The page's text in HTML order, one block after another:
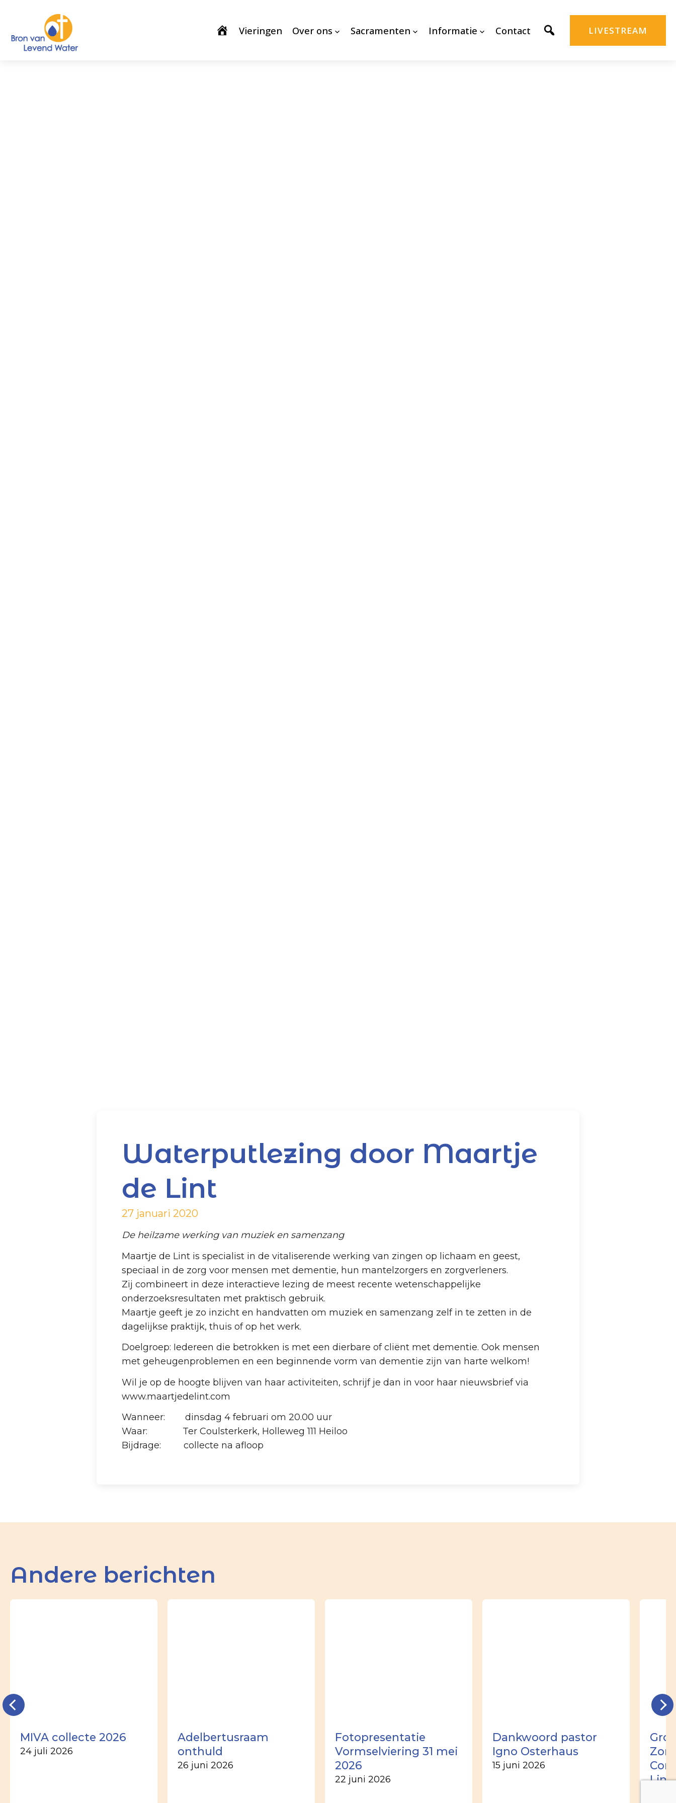
Vieringen Over ons Sacramenten Informatie Contact LIVESTREAM
Waterputlezing door Maartje
de Lint
27 januari 2020
De heilzame werking van muziek en samenzang
Maartje de Lint is specialist in de vitaliserende werking van zingen op lichaam en geest,
speciaal in de zorg voor mensen met dementie, hun mantelzorgers en zorgverleners.
Zij combineert in deze interactieve lezing de meest recente wetenschappelijke
onderzoeksresultaten met praktisch gebruik.
Maartje geeft je zo inzicht en handvatten om muziek en samenzang zelf in te zetten in de
dagelijkse praktijk, thuis of op het werk.
Doelgroep: Iedereen die betrokken is met een dierbare of cliënt met dementie. Ook mensen
met geheugenproblemen en een beginnende vorm van dementie zijn van harte welkom!
Wil je op de hoogte blijven van haar activiteiten, schrijf je dan in voor haar nieuwsbrief via
www.maartjedelint.com
Wanneer: dinsdag 4 februari om 20.00 uur
Waar: Ter Coulsterkerk, Holleweg 111 Heiloo
Bijdrage: collecte na afloop
Andere berichten
MIVA collecte 2026
24 juli 2026
Adelbertusraam
onthuld
26 juni 2026
Fotopresentatie
Vormselviering 31 mei
2026
22 juni 2026
Dankwoord pastor
Igno Osterhaus
15 juni 2026